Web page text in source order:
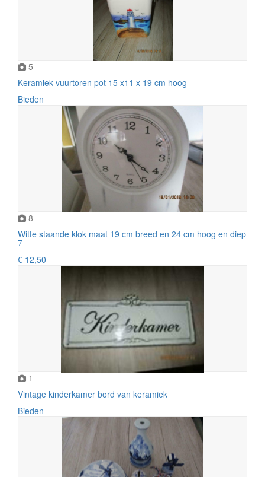
5
Keramiek vuurtoren pot 15 x11 x 19 cm hoog
Bieden
8
Witte staande klok maat 19 cm breed en 24 cm hoog en diep
7
€ 12,50
1
Vintage kinderkamer bord van keramiek
Bieden